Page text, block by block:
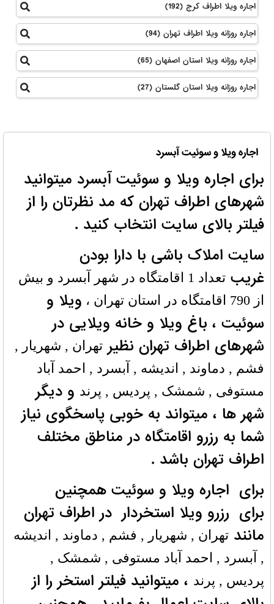
اجاره ویلا اطراف کرج (192)
اجاره روزانه ویلا اطراف تهران (94)
اجاره روزانه ویلا استان اصفهان (65)
اجاره روزانه ویلا استان گلستان (27)
اجاره ویلا و سوئیت آبسرد
برای اجاره ویلا و سوئیت آبسرد میتوانید
شهرهای اطراف تهران که مد نظرتان را از
فیلتر بالای سایت انتخاب کنید .
سایت املاک باشی با دارا بودن
غریب
تعداد 1 اقامتگاه در شهر آبسرد و بیش
از 790 اقامتگاه در استان تهران ،
ویلا و
سوئیت ، باغ ویلا و خانه ویلایی در
شهرهای اطراف تهران نظیر تهران , شهریار ,
فشم , دماوند , اندیشه , آبسرد , احمد آباد
مستوفی , شمشک , پردیس , پرند و دیگر
شهر ها ، میتواند به خوبی پاسخگوی نیاز
شما به رزرو اقامتگاه در مناطق مختلف
اطراف تهران باشد .
برای اجاره ویلا و سوئیت همچنین
برای رزرو ویلا استخردار در اطراف تهران
مانند تهران , شهریار , فشم , دماوند , اندیشه
, آبسرد , احمد آباد مستوفی , شمشک ,
پردیس , پرند ، میتوانید فیلتر استخر را از